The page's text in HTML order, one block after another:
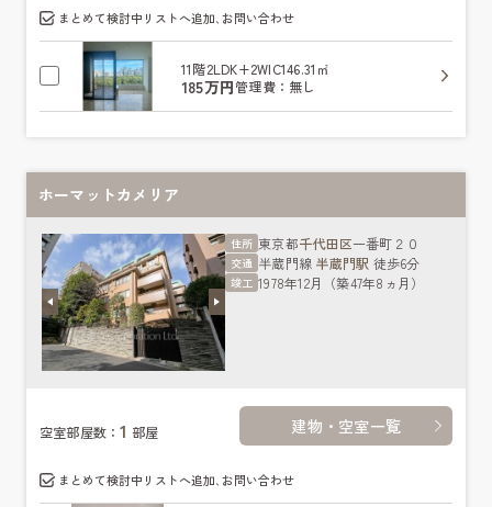
まとめて検討中リストへ追加､お問い合わせ
11階2LDK+2WIC146.31㎡
185万円管理費：無し
ホーマットカメリア
住所 東京都千代田区一番町２０
交通 半蔵門線 半蔵門駅 徒歩6分
竣工 1978年12月（築47年8ヵ月）
空室部屋数：1 部屋 建物・空室一覧
まとめて検討中リストへ追加､お問い合わせ